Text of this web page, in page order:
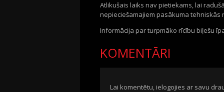
Atlikušais laiks nav pietiekams, lai
nepieciešamajiem pasākuma
Informācija par turpmāko rīcību biļešu
KOMENTĀRI
Lai komentētu, ielogojies ar savu